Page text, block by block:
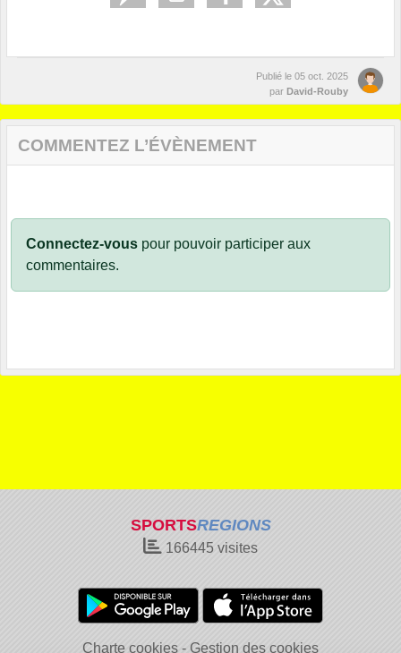
Publié le 05 oct. 2025
par David-Rouby
COMMENTEZ L’ÉVÈNEMENT
Connectez-vous pour pouvoir participer aux
commentaires.
SPORTSREGIONS
166445 visites
Charte cookies Gestion des cookies